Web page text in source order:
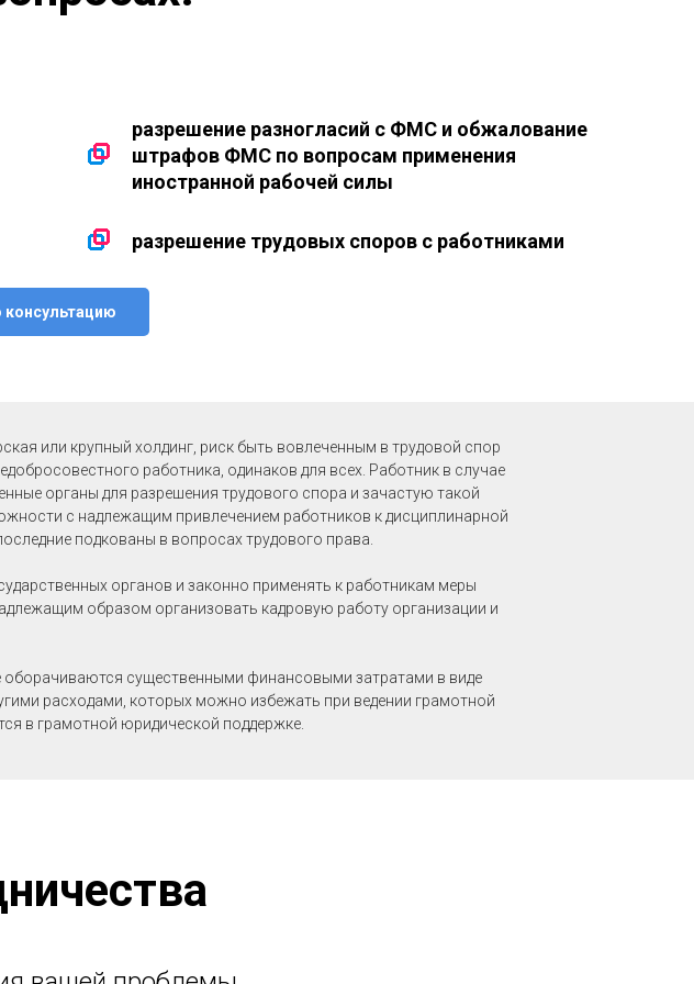
разрешение разногласий с ФМС и обжалование
штрафов ФМС по вопросам применения
иностранной рабочей силы
разрешение трудовых споров с работниками
консультацию
или крупный холдинг, риск быть вовлеченным в трудовой спор
работника, одинаков для всех. Работник в случае
органы для разрешения трудового спора и зачастую такой
с надлежащим привлечением работников к дисциплинарной
подкованы в вопросах трудового права.
органов и законно применять к работникам меры
образом организовать кадровую работу организации и
оборачиваются существенными финансовыми затратами в виде
расходами, которых можно избежать при ведении грамотной
в грамотной юридической поддержке.